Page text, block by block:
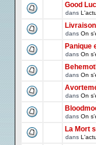
Good
dans
dans On
Panique
dans On
dans On
dans On
dans On
La Mort
dans